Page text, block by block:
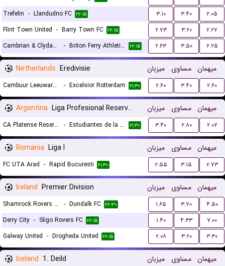
Trefelin - Llandudno FC ۲۲:۱۵ ۳.۱۰ ۳.۴۰
۲.۰۵
Flint Town United - Barry Town FC ۲۲:۱۵ ۲.۷۳ ۳.۲۰
۲.۲۷
Cambrian & Clydach
- Briton Ferry Athletic FC ۲۲:۱۵ ۲.۶۳ ۳.۵۰ ۲.۲۵
Netherlands Eredivisie میزبان مساوی میهمان
Cambuur Leeuwarden - Excelsior Rotterdam ۲۱:۳۰ ۲.۶۰ ۳.۴۰ ۲.۶۰
Argentina Liga Profesional Reserves میزبان مساوی میهمان
CA Platense Reserves - Estudiantes de la Plata Reserves ۲۱:۳۰ ۳.۴۰ ۲.۸۰ ۲.۰۷
Romania Liga I میزبان مساوی میهمان
FC UTA Arad - Rapid Bucuresti ۲۱:۳۰ ۲.۵۵ ۳.۱۵ ۲.۷۳
Ireland Premier Division میزبان مساوی میهمان
Shamrock Rovers FC - Dundalk FC ۲۲:۳۰ ۱.۶۵ ۳.۷۰
۴.۵۰
Derry City - Sligo Rovers FC ۲۲:۱۵ ۱.۴۰ ۴.۳۳
۷.۰۰
Galway United - Drogheda United ۲۲:۱۵ ۲.۰۸ ۳.۲۰ ۳.۳۰
Iceland 1. Deild میزبان مساوی میهمان